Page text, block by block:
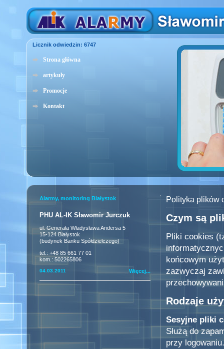
Licznik odwiedzin: 6747
Strona główna
artykuły
Promocje
Kontakt
Alarmy, monitoring Białystok
PHU AL-IK Sławomir Jurczuk
ul. Generała Władysława Andersa 5
15-124 Białystok
(budynek Banku Spółdzielczego)
tel.: +48 85 661 77 01
kom.: 502265806
04.03.2011 Więcej...
Polityka plików
Czym są
Pliki cookies
końcowym
zazwyczaj
Rodzaje
Sesyjne pliki
Służą do
przy